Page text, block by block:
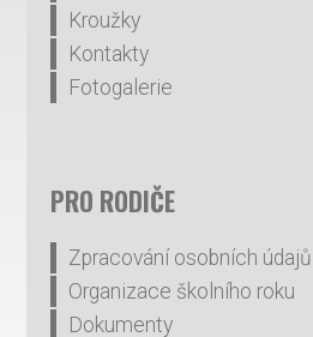
Kroužky
Kontakty
Fotogalerie
PRO RODIČE
Zpracování osobních údajů
Organizace školního roku
Dokumenty